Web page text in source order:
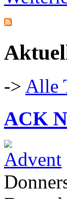
-> Alle
ACK